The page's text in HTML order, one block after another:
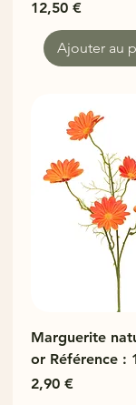
Prix
12,50 €
Ajouter au
Marguerite
or Référence :
Prix
2,90 €